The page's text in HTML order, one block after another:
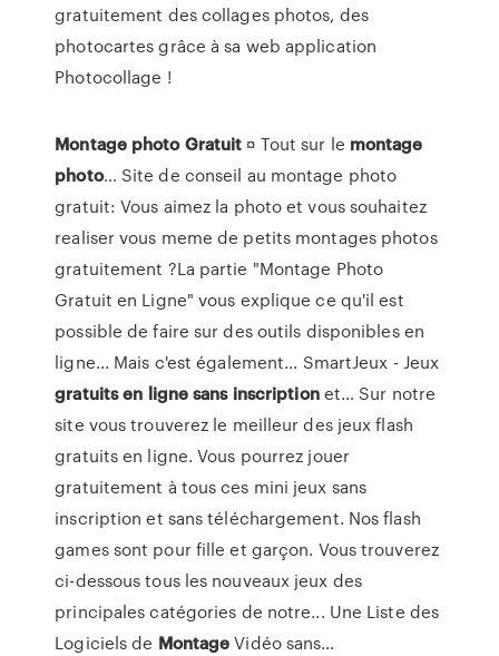
gratuitement des collages photos, des
photocartes grâce à sa web application
Photocollage !
Montage photo Gratuit ¤ Tout sur le montage
photo… Site de conseil au montage photo
gratuit: Vous aimez la photo et vous souhaitez
realiser vous meme de petits montages photos
gratuitement ?La partie "Montage Photo
Gratuit en Ligne" vous explique ce qu'il est
possible de faire sur des outils disponibles en
ligne... Mais c'est également... SmartJeux - Jeux
gratuitsen lignesans inscriptionet… Sur notre
site vous trouverez le meilleur des jeux flash
gratuits en ligne. Vous pourrez jouer
gratuitement à tous ces mini jeux sans
inscription et sans téléchargement. Nos flash
games sont pour fille et garçon. Vous trouverez
ci-dessous tous les nouveaux jeux des
principales catégories de notre... Une Liste des
Logiciels de MontageVidéo sans…